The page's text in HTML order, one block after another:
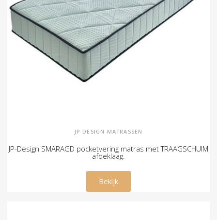
JP DESIGN MATRASSEN
JP-Design SMARAGD pocketvering matras met TRAAGSCHUIM
afdeklaag.
€ 395,00
Bekijk